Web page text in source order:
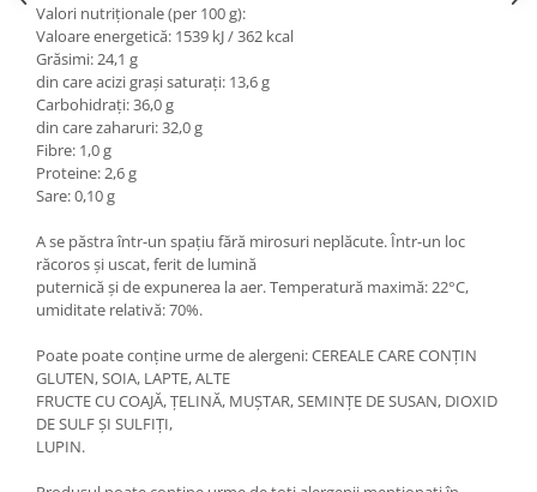
Valori nutriționale (per 100 g):
Valoare energetică: 1539 kJ / 362 kcal
Grăsimi: 24,1 g
din care acizi grași saturați: 13,6 g
Carbohidrați: 36,0 g
din care zaharuri: 32,0 g
Fibre: 1,0 g
Proteine: 2,6 g
Sare: 0,10 g
A se păstra într-un spațiu fără mirosuri neplăcute. Într-un loc
răcoros și uscat, ferit de lumină
puternică și de expunerea la aer. Temperatură maximă: 22°C,
umiditate relativă: 70%.
Poate poate conține urme de alergeni: CEREALE CARE CONȚIN
GLUTEN, SOIA, LAPTE, ALTE
FRUCTE CU COAJĂ, ȚELINĂ, MUȘTAR, SEMINȚE DE SUSAN, DIOXID
DE SULF ȘI SULFIȚI,
LUPIN.